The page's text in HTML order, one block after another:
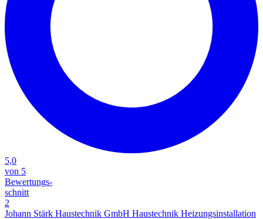
5,0
von 5
Bewertungs-
schnitt
2
Johann Stärk Haustechnik GmbH Haustechnik Heizungsinstallation